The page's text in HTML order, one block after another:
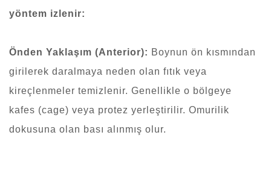
yöntem izlenir:
Önden Yaklaşım (Anterior): Boynun ön kısmından
girilerek daralmaya neden olan fıtık veya
kireçlenmeler temizlenir. Genellikle o bölgeye
kafes (cage) veya protez yerleştirilir. Omurilik
dokusuna olan bası alınmış olur.